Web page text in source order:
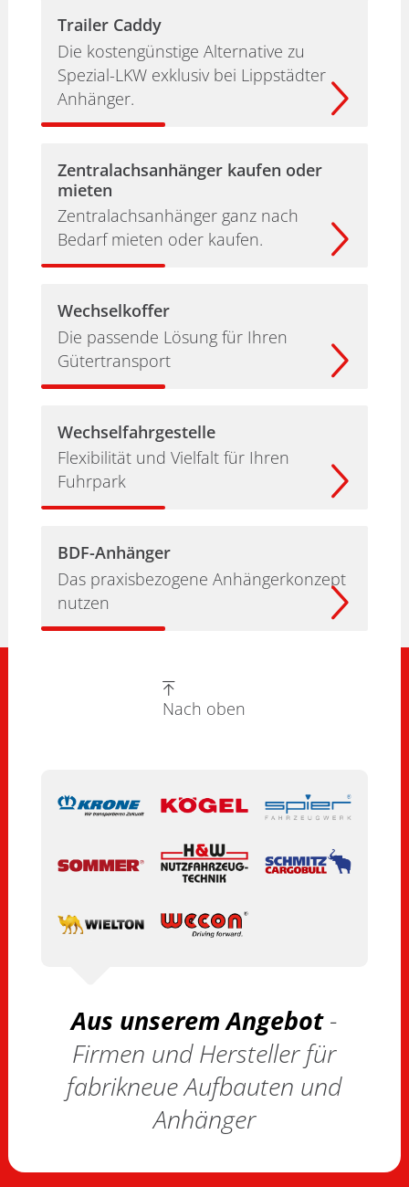
Trailer Caddy
Die kostengünstige Alternative zu
Spezial-LKW exklusiv bei Lippstädter
Anhänger.
Zentralachsanhänger kaufen oder
mieten
Zentralachsanhänger ganz nach
Bedarf mieten oder kaufen.
Wechselkoffer
Die passende Lösung für Ihren
Gütertransport
Wechselfahrgestelle
Flexibilität und Vielfalt für Ihren
Fuhrpark
BDF-Anhänger
Das praxisbezogene Anhängerkonzept
nutzen
Nach oben
Aus unserem Angebot-
Firmen und Hersteller für
fabrikneue Aufbauten und
Anhänger